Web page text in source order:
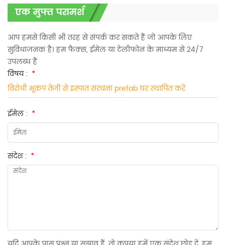
एक मुफ्त परामर्श
आप हमसे किसी भी तरह से संपर्क कर सकते हैं जो आपके लिए
सुविधाजनक है। हम फैक्स, ईमेल या टेलीफोन के माध्यम से 24/7
उपलब्ध हैं
विषय : *
विरोधी भूकंप तेजी से इस्पात संरचना prefab घर स्थापित करें
ईमेल : *
संदेश : *